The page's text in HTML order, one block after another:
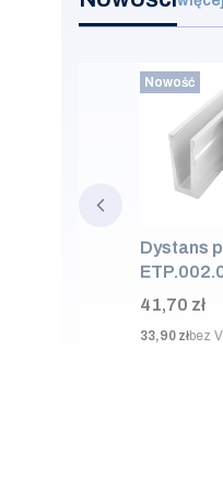
Nowość
Dystans
ściany
304,
Cena
41,70 zł
Cena
33,90 złbez